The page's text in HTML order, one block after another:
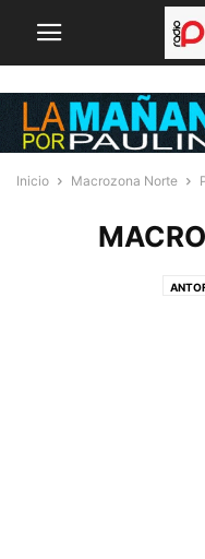
Inicio Macrozona Norte